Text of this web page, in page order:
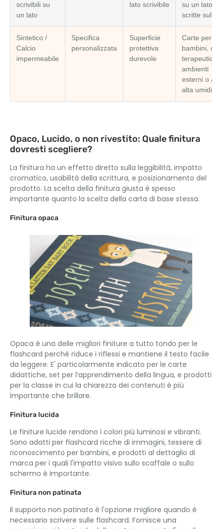
scrivibili su
un lato
lato scrivibile
su un lato e
scritte
Sintetico /
Calcio
impermeabile
Specifica
personalizzata
Superficie
protettiva
durevole
Carte per
bambini,
ambienti
esterni o ad
alta umidità
Opaco, Lucido, o non rivestito: Quale finitura
dovresti scegliere?
La finitura ha un effetto diretto sulla leggibilità, impatto
cromatico, usabilità della scrittura, e posizionamento del
prodotto. La scelta della finitura giusta è spesso
importante quanto la scelta della carta di base stessa.
Finitura opaca
Opaca è una delle migliori finiture a tutto tondo per le
flashcard perché riduce i riflessi e mantiene il testo facile
da leggere. E' particolarmente indicato per le carte
didattiche, set per l’apprendimento della lingua, e prodotti
per la classe in cui la chiarezza dei contenuti è più
importante che brillare.
Finitura lucida
Le finiture lucide rendono i colori più luminosi e vibranti.
Sono adatti per flashcard ricche di immagini, tessere di
riconoscimento per bambini, e prodotti al dettaglio di
marca per i quali l'impatto visivo sullo scaffale o sullo
schermo è importante.
Finitura non patinata
Il supporto non patinato è l'opzione migliore quando è
necessario scrivere sulle flashcard. Fornisce una